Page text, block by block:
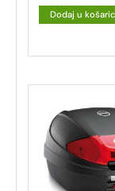
Dodaj u